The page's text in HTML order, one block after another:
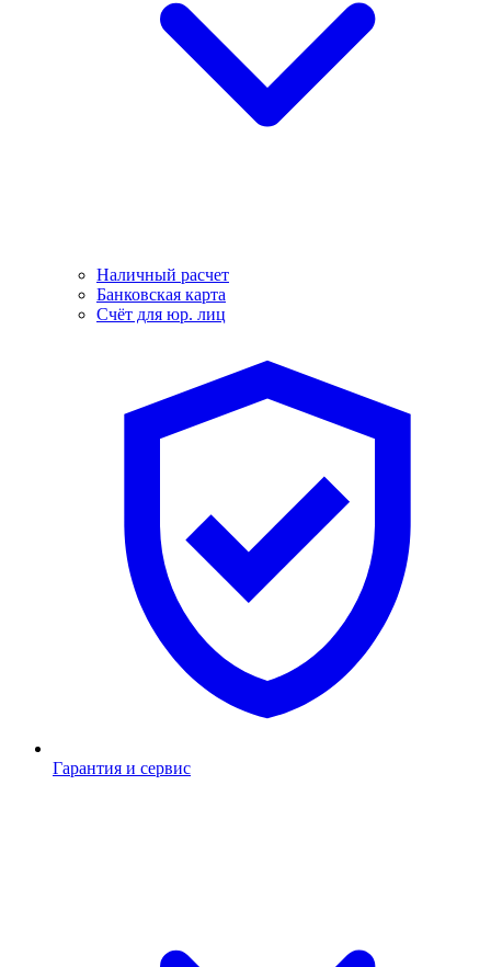
Наличный расчет
Банковская карта
Счёт для юр. лиц
Гарантия и сервис